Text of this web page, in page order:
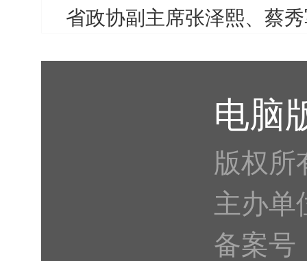
省政协副主席张泽熙、蔡
电脑
版权所
主办单
备案号